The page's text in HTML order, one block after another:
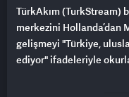
TürkAkım (TurkStream)
merkezini Hollanda’dan
gelişmeyi "Türkiye,
ediyor" ifadeleriyle